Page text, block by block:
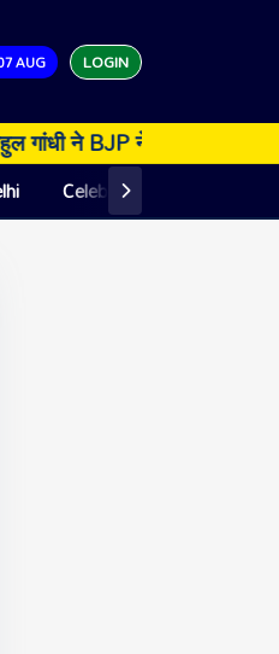
AUG LOGIN
नेता कैप्टन अमरिंदर को
Celebrity